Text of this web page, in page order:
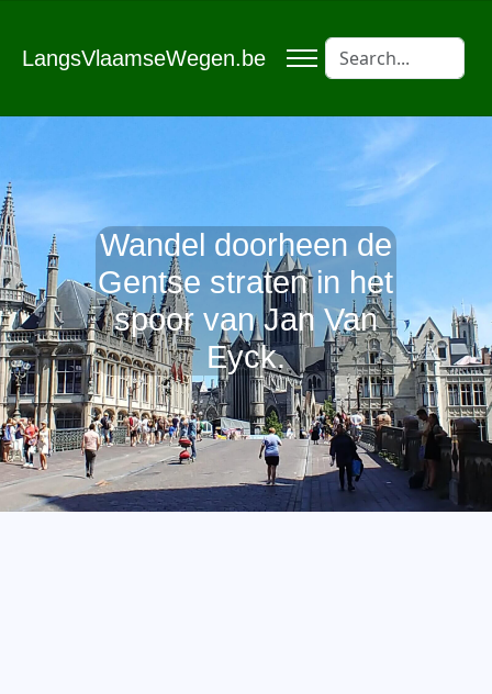
LangsVlaamseWegen.be
Wandel doorheen de
Gentse straten in het
spoor van Jan Van
Eyck.